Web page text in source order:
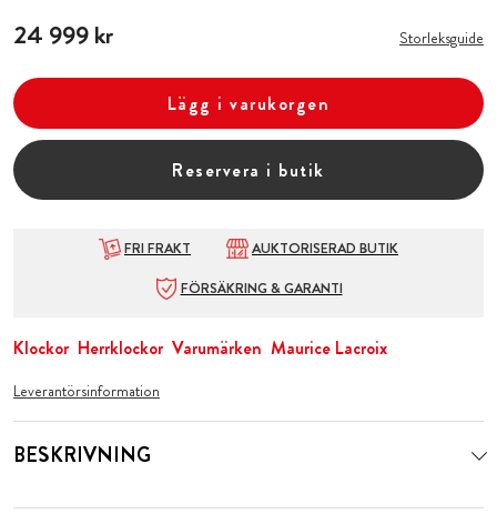
Pris 24 999 kr
24 999 kr Storleksguide
Lägg i varukorgen
Reservera i butik
FRI FRAKT
AUKTORISERAD BUTIK
FÖRSÄKRING & GARANTI
Klockor Herrklockor Varumärken Maurice Lacroix
Leverantörsinformation
BESKRIVNING